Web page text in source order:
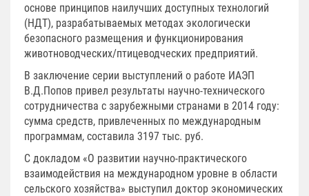
основе принципов наилучших доступных технологий
(НДТ), разрабатываемых методах экологически
безопасного размещения и функционирования
животноводческих/птицеводческих предприятий.
В заключение серии выступлений о работе ИАЭП
В.Д.Попов привел результаты научно-технического
сотрудничества с зарубежными странами в 2014 году:
сумма средств, привлеченных по международным
программам, составила 3197 тыс. руб.
С докладом «О развитии научно-практического
взаимодействия на международном уровне в области
сельского хозяйства» выступил доктор экономических